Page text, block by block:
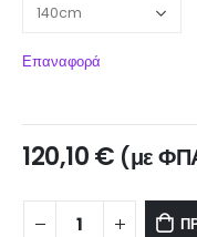
Επαναφορά
120,10€ (με